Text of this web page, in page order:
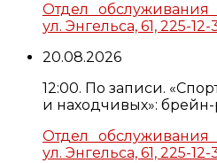
Отдел
ул. Энгельса, 61, 225-12-
20.08.2026
12:00. По записи.
и находчивых»: брейн-
Отдел
ул. Энгельса, 61, 225-12-